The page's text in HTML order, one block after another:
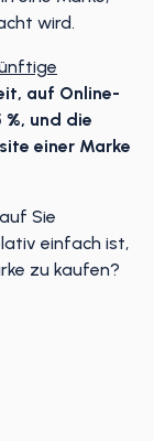
wird.
auf Online-
und die
einer Marke
Sie
einfach ist,
zu kaufen?